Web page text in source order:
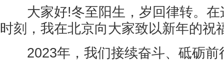
大家好!冬至阳生，岁回律转。在
时刻，我在北京向大家致以新年的祝
2023年，我们接续奋斗、砥砺前